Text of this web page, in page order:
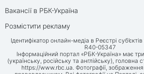
Вакансії в РБК-Україна
Розмістити рекламу
Ідентифікатор онлайн-медіа в Реєстрі
R40-05347
Інформаційний портал «РБК-Україна» має
(українську, російську та англійську), головна
https://www.rbc.ua. Фотографії,